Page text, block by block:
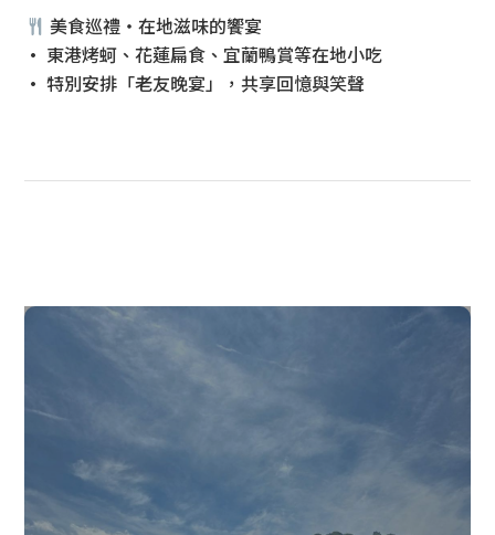
美食巡禮・在地滋味的饗宴
• 東港烤蚵、花蓮扁食、宜蘭鴨賞等在地小吃
• 特別安排「老友晚宴」，共享回憶與笑聲